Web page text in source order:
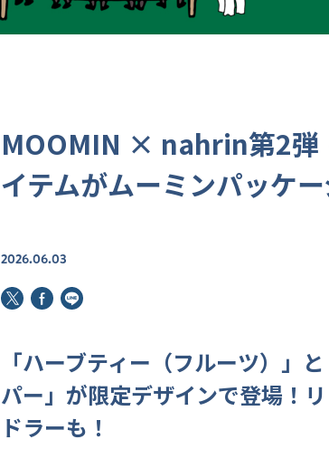
MOOMIN × nahrin第2弾
イテムがムーミンパッケー
2026.06.03
「ハーブティー（フルーツ）」
パー」が限定デザインで登場！
ドラーも！